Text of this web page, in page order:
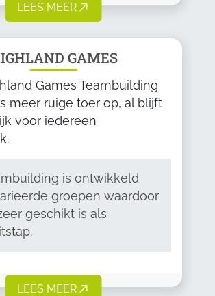
LEES MEER
GAMES
Games Teambuilding
meer ruige toer op, al blijft
voor iedereen
is ontwikkeld
groepen waardoor
geschikt is als
LEES MEER